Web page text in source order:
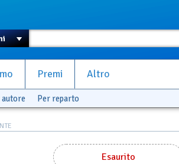
Premi Altro
autore Per reparto
Esaurito